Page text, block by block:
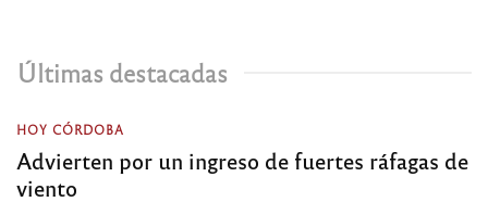
Últimas destacadas
HOY CÓRDOBA
Advierten por un ingreso de fuertes ráfagas de
viento